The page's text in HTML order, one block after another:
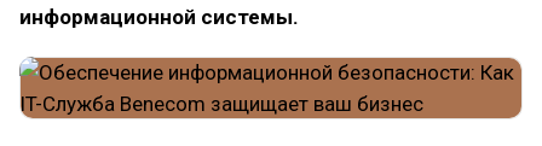
информационной системы.